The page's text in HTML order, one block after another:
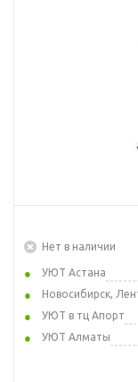
Нет в наличии
УЮТ Астана
Новосибирск,
УЮТ в тц Апорт
УЮТ Алматы